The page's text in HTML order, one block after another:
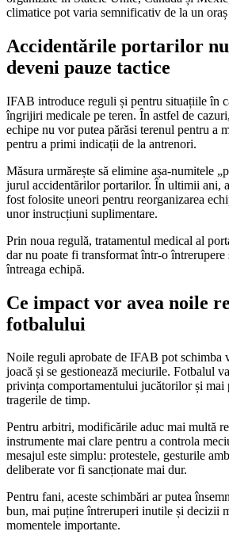
climatice pot varia semnificativ de la un
Accidentările portarilor
deveni pauze tactice
IFAB introduce reguli și pentru situațiile în
îngrijiri medicale pe teren. În astfel de
echipe nu vor putea părăsi terenul pentru a
pentru a primi indicații de la antrenori.
Măsura urmărește să elimine așa-numitele
jurul accidentărilor portarilor. În ultimii ani,
fost folosite uneori pentru reorganizarea
unor instrucțiuni suplimentare.
Prin noua regulă, tratamentul medical al
dar nu poate fi transformat într-o întrerupere
întreaga echipă.
Ce impact vor avea noile
fotbalului
Noile reguli aprobate de IFAB pot schimba
joacă și se gestionează meciurile. Fotbalul
privința comportamentului jucătorilor și mai
tragerile de timp.
Pentru arbitri, modificările aduc mai multă
instrumente mai clare pentru a controla
mesajul este simplu: protestele, gesturile
deliberate vor fi sancționate mai dur.
Pentru fani, aceste schimbări ar putea
bun, mai puține întreruperi inutile și decizii
momentele importante.